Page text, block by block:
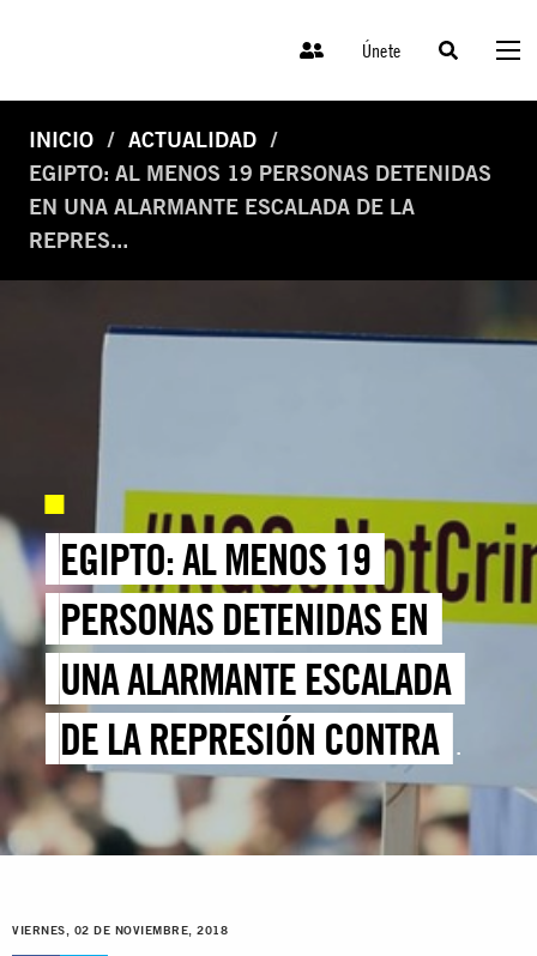
Únete
INICIO
ACTUALIDAD
EGIPTO: AL MENOS 19 PERSONAS DETENIDAS
EN UNA ALARMANTE ESCALADA DE LA
REPRES...
EGIPTO: AL MENOS 19
PERSONAS DETENIDAS EN
UNA ALARMANTE ESCALADA
DE LA REPRESIÓN CONTRA
TRABAJADORES Y
TRABAJADORAS DE LOS
DERECHOS HUMANOS
VIERNES, 02 DE NOVIEMBRE, 2018